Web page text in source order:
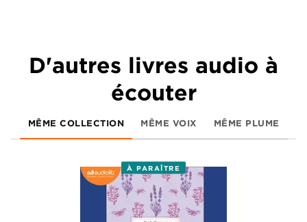
D'autres livres audio à
écouter
MÊME COLLECTION MÊME VOIX MÊME PLUME
À PARAÎTRE